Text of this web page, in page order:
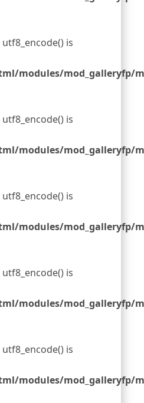
is
modules/mod_galleryfp/
is
modules/mod_galleryfp/
is
modules/mod_galleryfp/
is
modules/mod_galleryfp/
is
modules/mod_galleryfp/